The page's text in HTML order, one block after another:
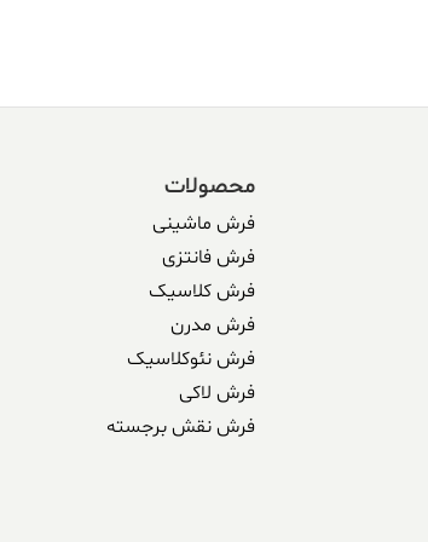
محصولات
فرش ماشینی
فرش فانتزی
فرش کلاسیک
فرش مدرن
فرش نئوکلاسیک
فرش لاکی
فرش نقش برجسته